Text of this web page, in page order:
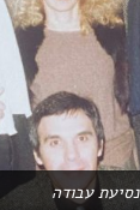
נסיעת עבודה